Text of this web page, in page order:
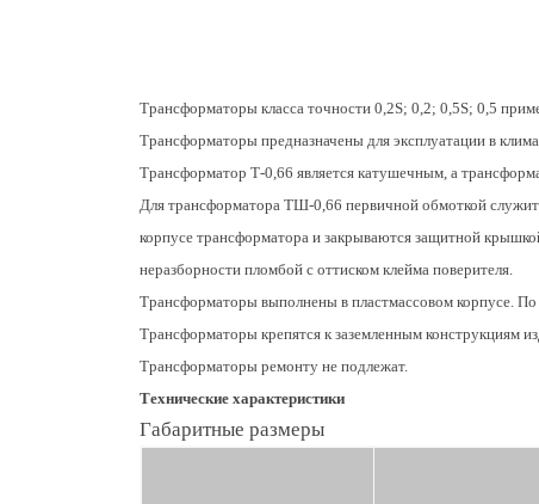
Трансформаторы класса точности 0,2S; 0,2; 0,5S; 0,5
Трансформаторы предназначены для эксплуатации в
Трансформатор Т-0,66 является катушечным, а
Для трансформатора ТШ-0,66 первичной обмоткой
корпусе трансформатора и закрываются защитной
неразборности пломбой с оттиском клейма поверителя.
Трансформаторы выполнены в пластмассовом корпусе. По
Трансформаторы крепятся к заземленным конструкциям
Трансформаторы ремонту не подлежат.
Технические характеристики
Габаритные размеры